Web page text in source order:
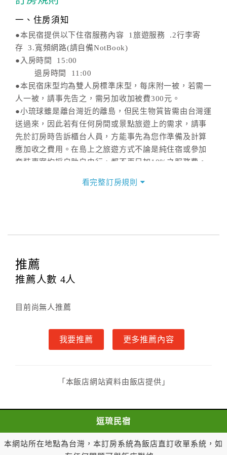
一、住房須知
●本民宿提供以下住宿服務內容 1旅遊服務 .2行李寄
存 3.寬頻網路(請自備NotBook)
●入房時間 15:00
退房時間 11:00
●本民宿床型均為雙人房標準床型，每床附一被，若需一
人一被，請事先告之，需另加收加被費300元。
●小琉球雖是離台灣近的離島，但民生物質皆需由台灣運
送過來，因此若有任何房間或景點旅遊上的需求，請事
先於訂房時告訴櫃台人員，方能事先為您作準備及計算
應加收之費用。在島上之旅遊方式不論是純住宿或參加
套裝專案均採自助自由行，都不再另加10%之服務費。
以幫您預約解說或導覽人員，費用需自理哦！
髮，也勿將寵物單獨留在房間，因其叫吠聲會影響其他
房客的安寧，無法配合者，請勿訂房，萬分感謝您的配
二、取消訂房規則
還已付訂金30%。
還已付訂金40%。
看完整訂房規則
推薦
推薦人數 4人
目前尚無人推薦
我要推薦 更多推薦內容
「本飯店網站資料由飯店提供」
逗琉民宿
本網站所在地點為台灣，本訂房系統為飯店直訂收單系統，如